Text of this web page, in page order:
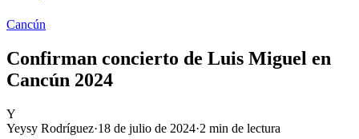
Cancún
Confirman concierto de Luis Miguel en
Cancún 2024
Y
Yeysy Rodríguez·18 de julio de 2024·2 min de lectura